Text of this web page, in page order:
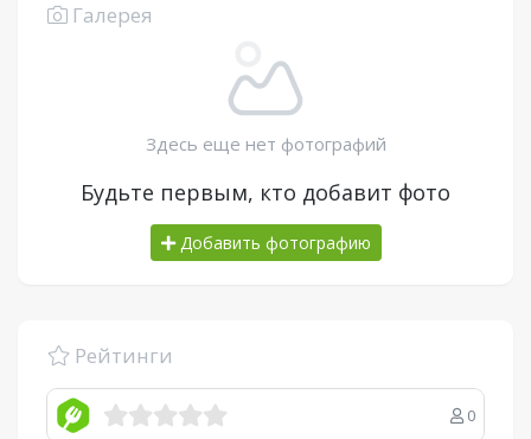
Галерея
Здесь еще нет фотографий
Будьте первым, кто добавит фото
Добавить фотографию
Рейтинги
0